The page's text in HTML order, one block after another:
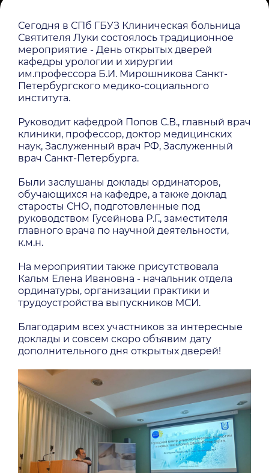
Сегодня в СПб ГБУЗ Клиническая больница
Святителя Луки состоялось традиционное
мероприятие - День открытых дверей
кафедры урологии и хирургии
им.профессора Б.И. Мирошникова Санкт-
Петербургского медико-социального
института.
Руководит кафедрой Попов С.В., главный врач
клиники, профессор, доктор медицинских
наук, Заслуженный врач РФ, Заслуженный
врач Санкт-Петербурга.
Были заслушаны доклады ординаторов,
обучающихся на кафедре, а также доклад
старосты СНО, подготовленные под
руководством Гусейнова Р.Г., заместителя
главного врача по научной деятельности,
к.м.н.
На мероприятии также присутствовала
Кальм Елена Ивановна - начальник отдела
ординатуры, организации практики и
трудоустройства выпускников МСИ.
Благодарим всех участников за интересные
доклады и совсем скоро объявим дату
дополнительного дня открытых дверей!